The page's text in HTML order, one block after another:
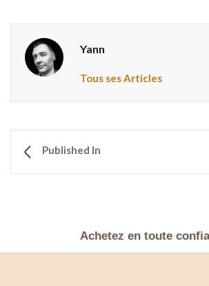
Yann
Tous ses Articles
Published In
Achetez en toute